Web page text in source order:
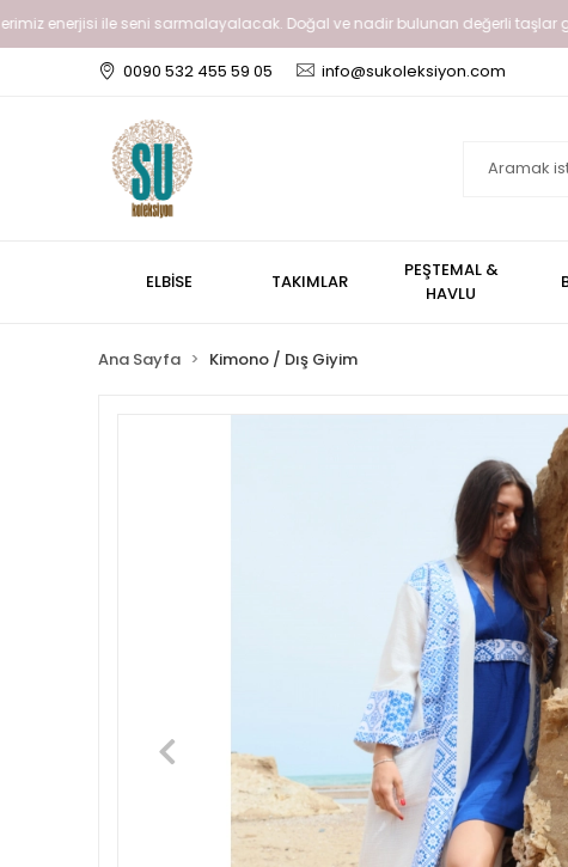
ile seni sarmalayalacak. Doğal ve nadir bulunan değerli taşlar gibi
0090 532 455 59 05 info@sukoleksiyon.com
ELBİSE TAKIMLAR
PEŞTEMAL &
HAVLU
Ana Sayfa Kimono / Dış Giyim